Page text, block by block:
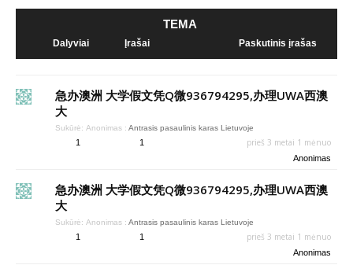
TEMA
Dalyviai Įrašai Paskutinis įrašas
急办澳洲 大学假文凭Q微936794295,办理UWA西澳
大
Sukūrė: Anonimas : Antrasis pasaulinis karas Lietuvoje
1 1 prieš 3 metai 1 mėnuo
Anonimas
急办澳洲 大学假文凭Q微936794295,办理UWA西澳
大
Sukūrė: Anonimas : Antrasis pasaulinis karas Lietuvoje
1 1 prieš 3 metai 1 mėnuo
Anonimas